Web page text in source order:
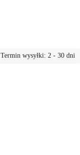
Termin wysyłki: 2 - 30 dni